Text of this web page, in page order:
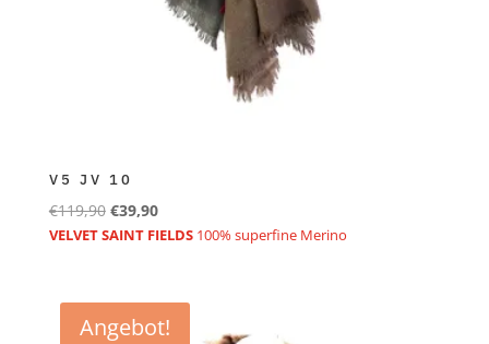
V5 JV 10
€119,90 Ursprünglicher
Preis
€39,90Aktueller
Preis
VELVET SAINT FIELDS 100% superfine Merino
Angebot!